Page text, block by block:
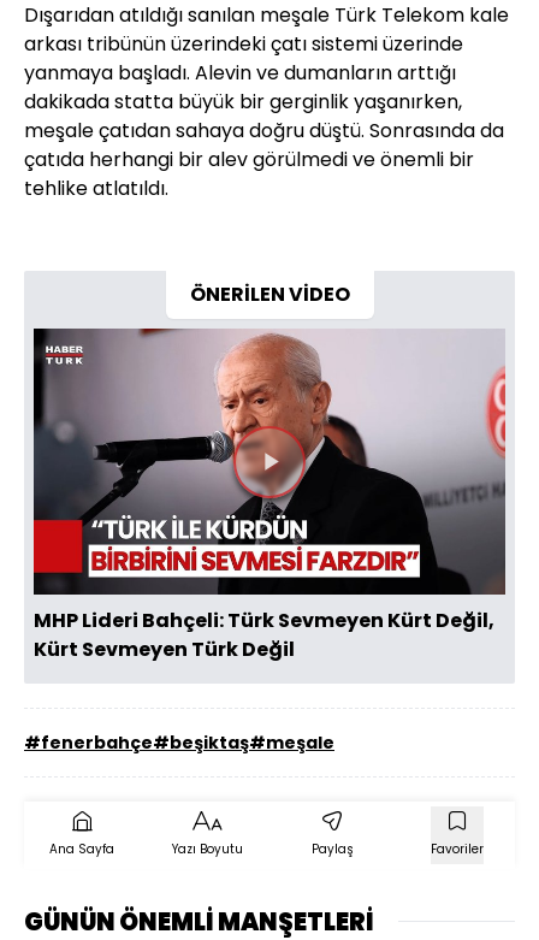
Dışarıdan atıldığı sanılan meşale Türk Telekom kale
arkası tribünün üzerindeki çatı sistemi üzerinde
yanmaya başladı. Alevin ve dumanların arttığı
dakikada statta büyük bir gerginlik yaşanırken,
meşale çatıdan sahaya doğru düştü. Sonrasında da
çatıda herhangi bir alev görülmedi ve önemli bir
tehlike atlatıldı.
ÖNERİLEN VİDEO
Videoyu
Oynat
MHP Lideri Bahçeli: Türk Sevmeyen Kürt Değil,
Kürt Sevmeyen Türk Değil
#fenerbahçe#beşiktaş#meşale
Ana Sayfa Yazı Boyutu Paylaş Favoriler
GÜNÜN ÖNEMLİ MANŞETLERİ